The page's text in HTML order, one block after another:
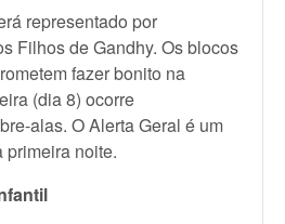
representado por
Filhos de Gandhy. Os blocos
fazer bonito na
(dia 8) ocorre
alas. O Alerta Geral é um
primeira noite.